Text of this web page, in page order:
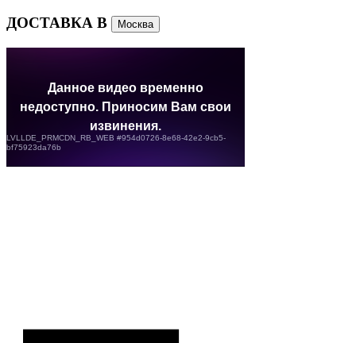
ДОСТАВКА В Москва